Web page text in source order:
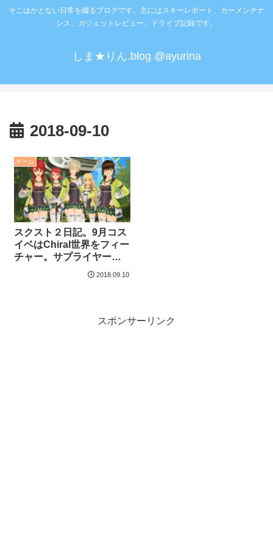
そこはかとない日常を綴るブログです。主にはスキーレポート、カーメンテナ
ンス、ガジェットレビュー、ドライブ記録です。
しま★りん.blog @ayurina
2018-09-10
ゲーム
スクスト２日記。9月コス
イベはChiral世界をフィー
チャー。サプライヤーコ
2018.09.10
スポンサーリンク